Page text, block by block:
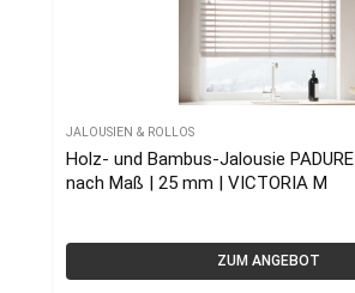
JALOUSIEN & ROLLOS
Holz- und Bambus-Jalousie PADURE
nach Maß | 25 mm | VICTORIA M
ZUM ANGEBOT